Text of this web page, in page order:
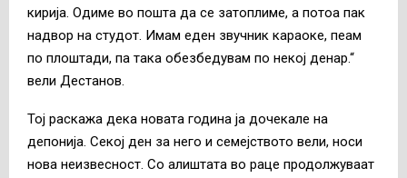
кирија. Одиме во пошта да се затоплиме, а потоа пак
надвор на студот. Имам еден звучник караоке, пеам
по плоштади, па така обезбедувам по некој денар.“
вели Дестанов.
Тој раскажа дека новата година ја дочекале на
депонија. Секој ден за него и семејството вели, носи
нова неизвесност. Со алиштата во раце продолжуваат